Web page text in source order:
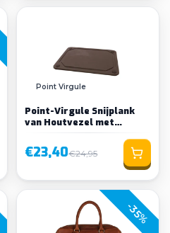
Point Virgule
Point-Virgule Snijplank
van Houtvezel met
Sapgeul FSC®
€23,40€24,95
-35%